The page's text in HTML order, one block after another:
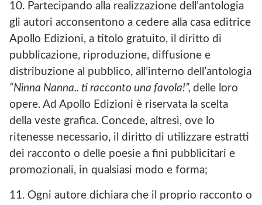
10. Partecipando alla realizzazione dell’antologia
gli autori acconsentono a cedere alla casa editrice
Apollo Edizioni, a titolo gratuito, il diritto di
pubblicazione, riproduzione, diffusione e
distribuzione al pubblico, all’interno dell’antologia
“Ninna Nanna.. ti racconto una favola!”, delle loro
opere. Ad Apollo Edizioni è riservata la scelta
della veste grafica. Concede, altresì, ove lo
ritenesse necessario, il diritto di utilizzare estratti
dei racconto o delle poesie a fini pubblicitari e
promozionali, in qualsiasi modo e forma;
11. Ogni autore dichiara che il proprio racconto o